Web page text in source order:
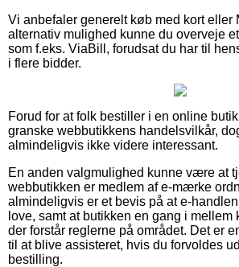
Vi anbefaler generelt køb med kort eller
alternativ mulighed kunne du overveje
som f.eks. ViaBill, forudsat du har til
i flere bidder.
Forud for at folk bestiller i en online
granske webbutikkens handelsvilkår,
almindeligvis ikke videre interessant.
En anden valgmulighed kunne være at
webbutikken er medlem af e-mærke
almindeligvis er et bevis på at e-
love, samt at butikken en gang i mellem
der forstår reglerne på området. Det er
til at blive assisteret, hvis du forvoldes
bestilling.